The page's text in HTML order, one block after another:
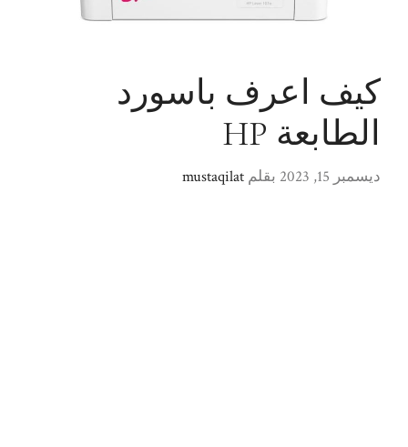
كيف اعرف باسورد
الطابعة HP
ديسمبر 15, 2023 بقلم mustaqilat